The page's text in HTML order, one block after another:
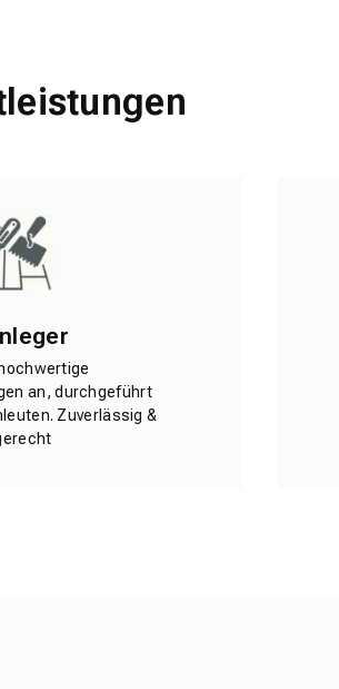
an, durchgeführt
Zuverlässig &